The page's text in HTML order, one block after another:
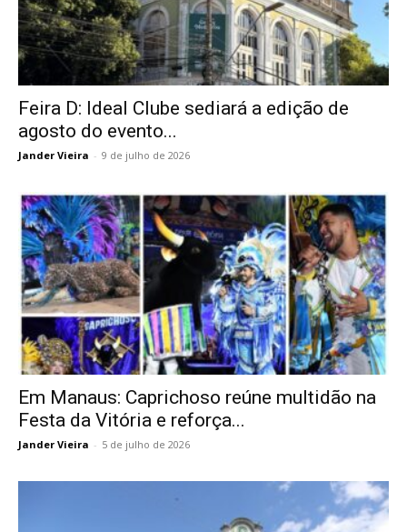
Feira D: Ideal Clube sediará a edição de
agosto do evento...
Jander Vieira - 9 de julho de 2026
Em Manaus: Caprichoso reúne multidão na
Festa da Vitória e reforça...
Jander Vieira - 5 de julho de 2026